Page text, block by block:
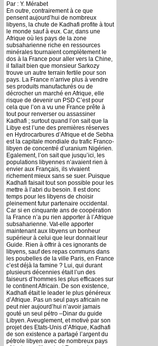
Par : Y. Mérabet
En outre, contrairement à ce que
pensent aujourd’hui de nombreux
libyens, la chute de Kadhafi profite à tout
le monde sauf à eux. Car, dans une
Afrique où les pays de la zone
subsaharienne riche en ressources
minérales tournaient complètement le
dos à la France pour aller vers la Chine,
il fallait bien que monsieur Sarkozy
trouve un autre terrain fertile pour son
pays. La France n’arrive plus à vendre
ses produits manufacturés ou de
décrocher un marché en Afrique, elle
risque de devenir un PSD C’est pour
cela que l’on a vu une France prête à
tout pour renverser ou assassiner
Kadhafi ; surtout quand l’on sait que la
Libye est l’une des premières réserves
en Hydrocarbures d’Afrique et de Sebha
est la capitale mondiale du trafic Franco-
libyen de concentré d’uranium Nigérien.
Egalement, l’on sait que jusqu’ici, les
populations libyennes n’avaient rien à
envier aux Français, ils vivaient
richement mieux sans se suer. Puisque
Kadhafi faisait tout son possible pour les
mettre à l’abri du besoin. Il est donc
temps pour les libyens de choisir
pleinement futur partenaire occidental.
Car si en cinquante ans de coopération
la France n’a pu rien apporter à l’Afrique
subsaharienne. Vat-elle apporter
maintenant aux libyens un bonheur
supérieur à celui que leur donnait leur
Guide. Rien à offrir à ces ignorants de
libyens, sauf des repas communs dans
les poubelles de la ville Paris, en France
c’est déjà la famine ? Lui, qui durant
plusieurs décennies était l’un des
faiseurs d’hommes les plus efficaces sur
le continent Africain. De son existence,
Kadhafi était le leader le plus généreux
d’Afrique. Pas un seul pays africain ne
peut nier aujourd’hui n’avoir jamais
gouté un seul pétro –Dinar du guide
Libyen. Aveuglement, et motivé par son
projet des Etats-Unis d’Afrique, Kadhafi
de son existence a partagé l’argent du
pétrole libyen avec de nombreux pays